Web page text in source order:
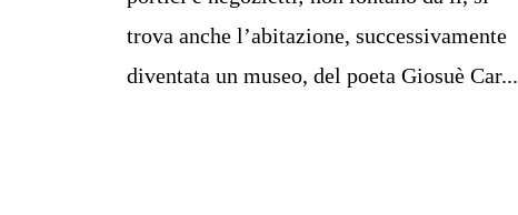
trova anche l’abitazione, successivamente
diventata un museo, del poeta Giosuè Car...